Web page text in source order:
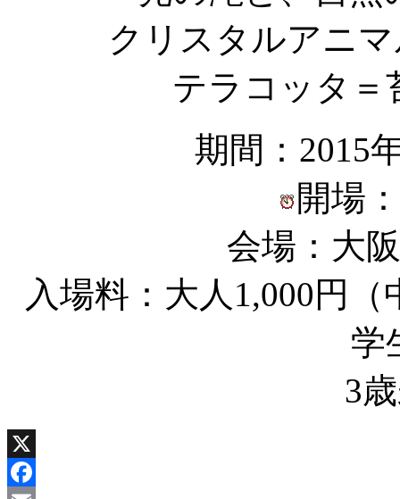
クリスタルアニ
テラコッタ＝
期間：2015
開場
会場：大
入場料：大人1,000円
学
3
X